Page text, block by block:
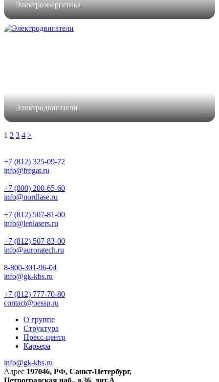
Электроэнергетика
Электродвигатели
1 2 3 4 >
+7 (812) 325-09-72
info@fregat.ru
+7 (800) 200-65-60
info@nordlase.ru
+7 (812) 507-81-00
info@lenlasers.ru
+7 (812) 507-83-00
info@auroratech.ru
8-800-301-96-04
info@gk-kbs.ru
+7 (812) 777-70-80
contact@oessp.ru
О группе
Структура
Пресс-центр
Карьера
info@gk-kbs.ru
Адрес 197046, РФ, Санкт-Петербург,
Петроградская наб., д.36, лит.А